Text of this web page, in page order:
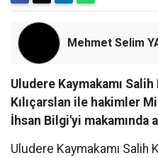
Mehmet Selim
Uludere Kaymakamı
Kılıçarslan ile hakimler
İhsan Bilgi'yi makamında
Uludere Kaymakamı Salih